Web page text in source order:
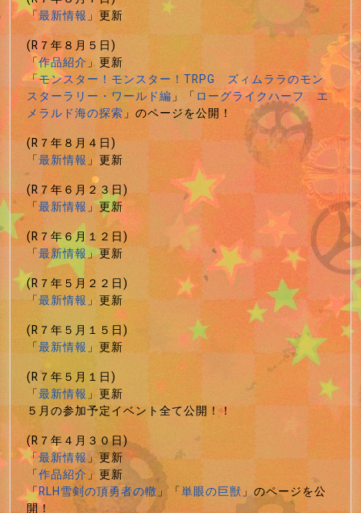
「最新情報」更新
(R７年８月５日)
「作品紹介」更新
「モンスター！モンスター！TRPG ズィムララのモン
スターラリー・ワールド編」「ローグライクハーフ エ
メラルド海の探索」のページを公開！
(R７年８月４日)
「最新情報」更新
(R７年６月２３日)
「最新情報」更新
(R７年６月１２日)
「最新情報」更新
(R７年５月２２日)
「最新情報」更新
(R７年５月１５日)
「最新情報」更新
(R７年５月１日)
「最新情報」更新
５月の参加予定イベント全て公開！！
(R７年４月３０日)
「最新情報」更新
「作品紹介」更新
「RLH雪剣の頂勇者の轍」「単眼の巨獣」のページを公
開！